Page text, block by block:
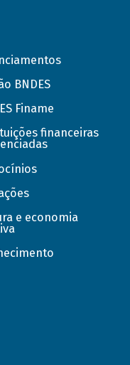
BNDES
Finame
financeiras
e economia